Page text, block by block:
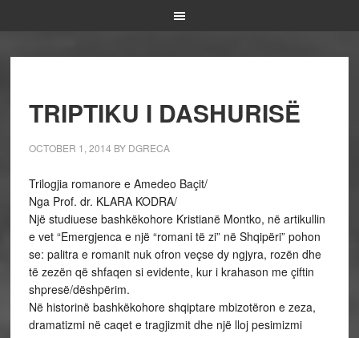
TRIPTIKU I DASHURISË
OCTOBER 1, 2014 BY DGRECA
Trilogjia romanore e Amedeo Baçit/
Nga Prof. dr. KLARA KODRA/
Një studiuese bashkëkohore Kristianë Montko, në artikullin
e vet “Emergjenca e një “romani të zi” në Shqipëri” pohon
se: palitra e romanit nuk ofron veçse dy ngjyra, rozën dhe
të zezën që shfaqen si evidente, kur i krahason me çiftin
shpresë/dëshpërim.
Në historinë bashkëkohore shqiptare mbizotëron e zeza,
dramatizmi në caqet e tragjizmit dhe një lloj pesimizmi